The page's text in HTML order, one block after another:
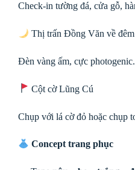
Check-in tường đá, cửa gỗ,
Thị trấn Đồng Văn về đêm
Đèn vàng ấm, cực photogenic.
Cột cờ Lũng Cú
Chụp với lá cờ đỏ hoặc chụp
Concept trang phục